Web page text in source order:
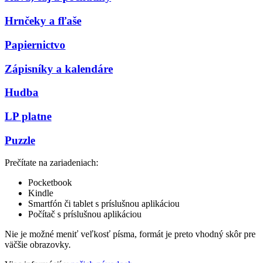
Hrnčeky a fľaše
Papiernictvo
Zápisníky a kalendáre
Hudba
LP platne
Puzzle
Prečítate na zariadeniach:
Pocketbook
Kindle
Smartfón či tablet s príslušnou aplikáciou
Počítač s príslušnou aplikáciou
Nie je možné meniť veľkosť písma, formát je preto vhodný skôr pre
väčšie obrazovky.